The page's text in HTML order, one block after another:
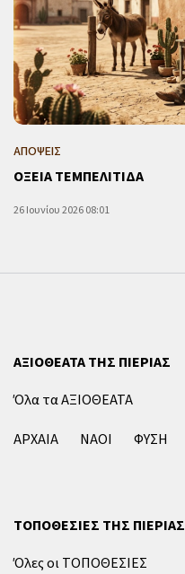
ΑΠΟΨΕΙΣ
ΟΞΕΙΑ ΤΕΜΠΕΛΙΤΙΔΑ
26 Ιουνίου 2026 08:01
ΑΞΙΟΘΕΑΤΑ ΤΗΣ ΠΙΕΡΙΑΣ
Όλα τα ΑΞΙΟΘΕΑΤΑ
ΑΡΧΑΙΑ
ΝΑΟΙ ΦΥΣΗ
ΤΟΠΟΘΕΣΙΕΣ ΤΗΣ ΠΙΕΡΙΑΣ
Όλες οι ΤΟΠΟΘΕΣΙΕΣ